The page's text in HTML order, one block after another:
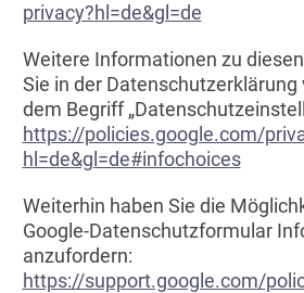
privacy?hl=de&gl=de
Weitere Informationen zu
Sie in der Datenschutzerklärung
dem Begriff
https://policies.google.com/
hl=de&gl=de#infochoices
Weiterhin haben Sie die
Google-Datenschutzformular
anzufordern:
https://support.google.com/